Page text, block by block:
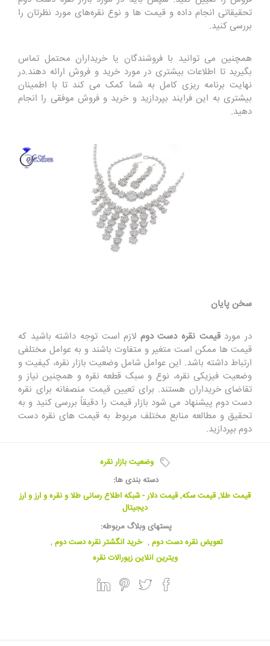
تحقیقاتی انجام داده و قیمت ها و نوع نقره‌های مورد نظرتان را
بررسی کنید.
همچنین می‌ توانید با فروشندگان یا خریداران محتمل تماس
بگیرید تا اطلاعات بیشتری در مورد خرید و فروش ارائه دهند.‌در
نهایت برنامه ریزی کامل به شما کمک می کند تا با اطمینان
بیشتری به این فرایند بپردازید و خرید و فروش موفقی را انجام
دهید.
سخن پایان
در موردقیمت نقره دست دوم لازم است توجه داشته باشید که
قیمت‌ ها ممکن است متغیر و متفاوت باشند و به عوامل مختلفی
ارتباط داشته باشد. این عوامل شامل وضعیت بازار نقره، کیفیت و
وضعیت فیزیکی نقره، نوع و سبک قطعه نقره و همچنین نیاز و
تقاضای خریداران هستند. برای تعیین قیمت منصفانه برای نقره
دست دوم پیشنهاد می‌ شود بازار قیمت را دقیقاً بررسی کنید و به
تحقیق و مطالعه منابع مختلف مربوط به قیمت های نقره دست
دوم بپردازید.
وضعیت بازار نقره
دسته بندی ها:
قیمت طلا, قیمت سکه, قیمت دلار - شبکه اطلاع رسانی طلا و نقره و ارز و ارز
دیجیتال
پستهای وبلاگ مربوطه:
تعویض نقره دست دوم , خرید انگشتر نقره دست دوم ,
ویترین آنلاین زیورآلات نقره